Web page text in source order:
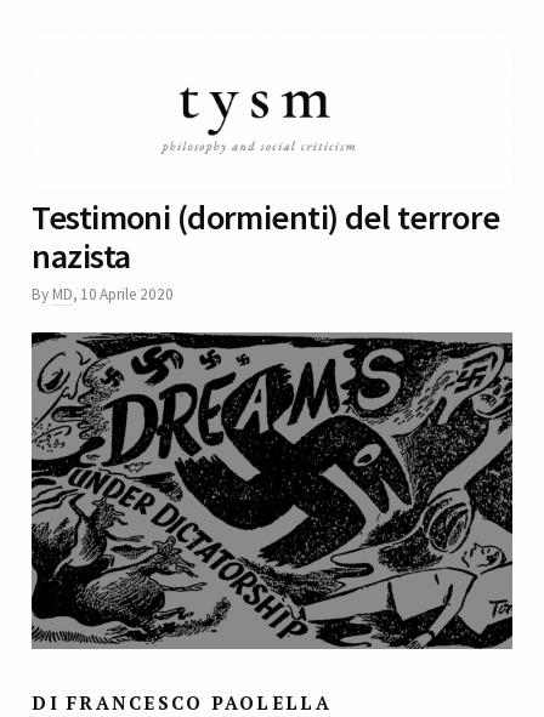
Testimoni (dormienti) del terrore
nazista
By MD, 10 Aprile 2020
DI FRANCESCO PAOLELLA